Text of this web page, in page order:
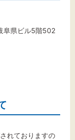
県ビル5階502
れておりますの